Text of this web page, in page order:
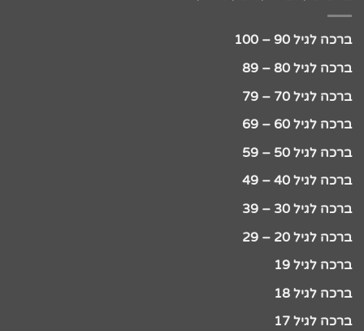
ברכה לגיל 90 – 100
ברכה לגיל 80 – 89
ברכה לגיל 70 – 79
ברכה לגיל 60 – 69
ברכה לגיל 50 – 59
ברכה לגיל 40 – 49
ברכה לגיל 30 – 39
ברכה לגיל 20 – 29
ברכה לגיל 19
ברכה לגיל 18
ברכה לגיל 17